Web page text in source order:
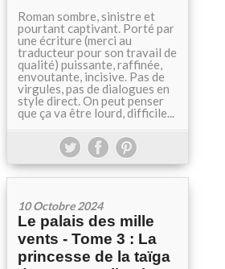
Roman sombre, sinistre et
pourtant captivant. Porté par
une écriture (merci au
traducteur pour son travail de
qualité) puissante, raffinée,
envoutante, incisive. Pas de
virgules, pas de dialogues en
style direct. On peut penser
que ça va être lourd, difficile...
10 Octobre 2024
Le palais des mille
vents - Tome 3 : La
princesse de la taïga